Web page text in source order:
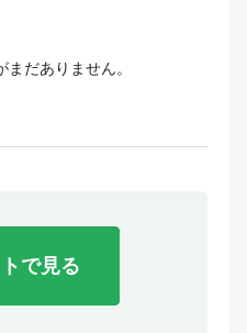
だありません。
で見る